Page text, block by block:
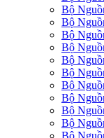
Bộ
Bộ
Bộ
Bộ
Bộ
Bộ
Bộ
Bộ
Bộ
Bộ
Bộ